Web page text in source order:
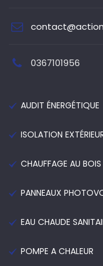
0367101956
AUDIT ÉNERGÉTIQUE
ISOLATION
CHAUFFAGE AU BOIS
PANNEAUX
EAU CHAUDE
POMPE A CHALEUR